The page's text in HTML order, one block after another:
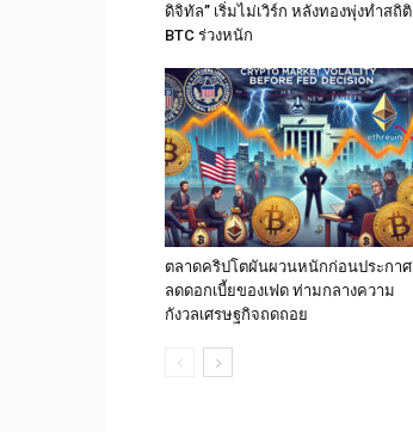
ดิจิทัล” เริ่มไม่เวิร์ก หลังทองพุ่งทำสถิติ
BTC ร่วงหนัก
ตลาดคริปโตผันผวนหนักก่อนประกาศ
ลดดอกเบี้ยของเฟด ท่ามกลางความ
กังวลเศรษฐกิจถดถอย